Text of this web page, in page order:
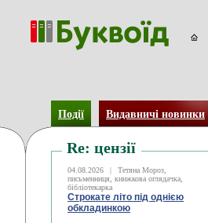
Події Видавничі новинки
Re: цензії
04.08.2026 |
Тетяна Мороз,
письменниця, книжкова оглядачка,
бібліотекарка
Строкате літо під однією
обкладинкою